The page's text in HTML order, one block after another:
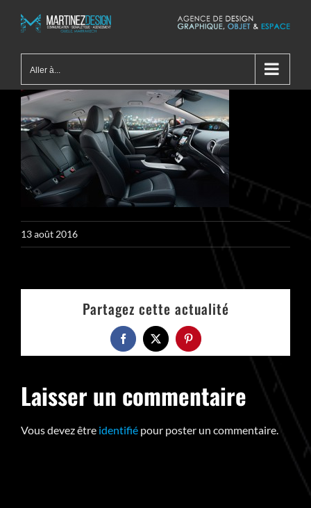
contenu
Aller à...
13 août 2016
Partagez cette actualité
Facebook
X Pinterest
Laisser un commentaire
Vous devez être identifié pour poster un commentaire.